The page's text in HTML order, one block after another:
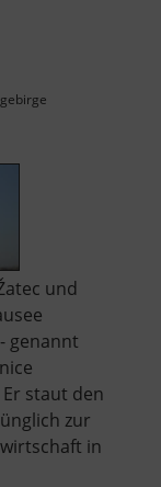
und
genannt
staut den
zur
in